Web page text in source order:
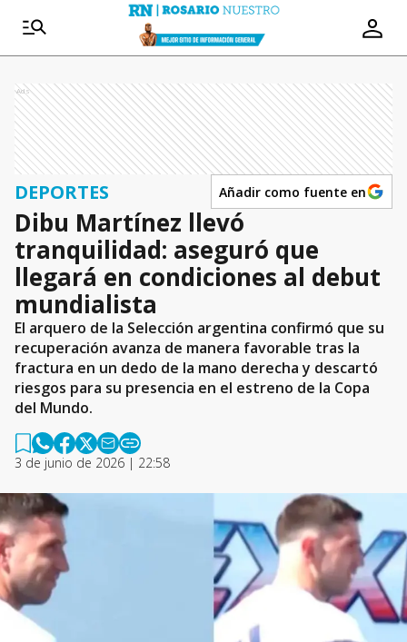
Ads
DEPORTES Añadir como fuente en
Dibu Martínez llevó
tranquilidad: aseguró que
llegará en condiciones al debut
mundialista
El arquero de la Selección argentina confirmó que su
recuperación avanza de manera favorable tras la
fractura en un dedo de la mano derecha y descartó
riesgos para su presencia en el estreno de la Copa
del Mundo.
3 de junio de 2026 | 22:58